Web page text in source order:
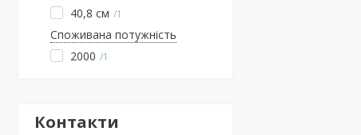
40,8 см
1
Споживана потужність
2000
1
Контакти